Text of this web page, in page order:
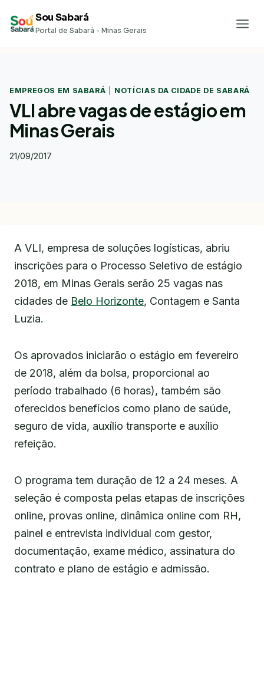
para
Sou Sabará
Portal de Sabará - Minas Gerais
EMPREGOS EM SABARÁ NOTÍCIAS DA CIDADE DE SABARÁ
VLI abre vagas de estágio em
Minas Gerais
21/09/2017
A VLI, empresa de soluções logísticas, abriu
inscrições para o Processo Seletivo de estágio
2018, em Minas Gerais serão 25 vagas nas
cidades de Belo Horizonte, Contagem e Santa
Luzia.
Os aprovados iniciarão o estágio em fevereiro
de 2018, além da bolsa, proporcional ao
período trabalhado (6 horas), também são
oferecidos benefícios como plano de saúde,
seguro de vida, auxílio transporte e auxílio
refeição.
O programa tem duração de 12 a 24 meses. A
seleção é composta pelas etapas de inscrições
online, provas online, dinâmica online com RH,
painel e entrevista individual com gestor,
documentação, exame médico, assinatura do
contrato e plano de estágio e admissão.